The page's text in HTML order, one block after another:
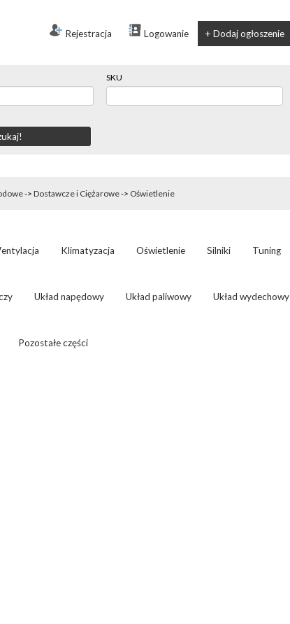
Rejestracja Logowanie + Dodaj ogłoszenie
SKU
-> Dostawcze i Ciężarowe-> Oświetlenie
Klimatyzacja Oświetlenie Silniki Tuning
Układ napędowy Układ paliwowy Układ wydechowy
Pozostałe części